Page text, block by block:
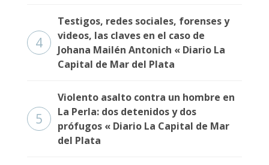
4
Testigos, redes sociales, forenses y
videos, las claves en el caso de
Johana Mailén Antonich « Diario La
Capital de Mar del Plata
5
Violento asalto contra un hombre en
La Perla: dos detenidos y dos
prófugos « Diario La Capital de Mar
del Plata